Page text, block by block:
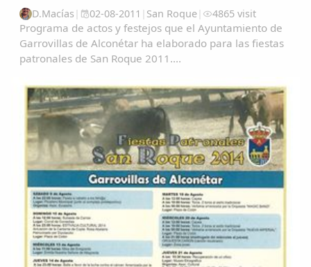
D.Macías | 02-08-2011 | San Roque| 4865 visit
Programa de actos y festejos que el Ayuntamiento de
Garrovillas de Alconétar ha elaborado para las fiestas
patronales de San Roque 2011....